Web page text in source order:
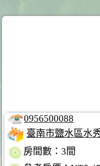
0956500088
臺南市鹽水區水
房間數：3間